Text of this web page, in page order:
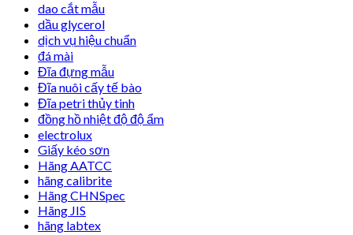
dao cắt mẫu
dầu glycerol
dịch vụ hiệu chuẩn
đá mài
Đĩa đựng mẫu
Đĩa nuôi cấy tế bào
Đĩa petri thủy tinh
đồng hồ nhiệt độ độ ẩm
electrolux
Giấy kéo sơn
Hãng AATCC
hãng calibrite
Hãng CHNSpec
Hãng JIS
hãng labtex